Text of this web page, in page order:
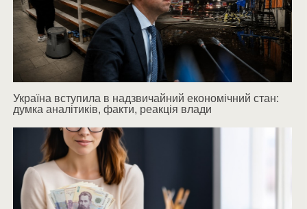
Україна вступила в надзвичайний економічний стан:
думка аналітиків, факти, реакція влади